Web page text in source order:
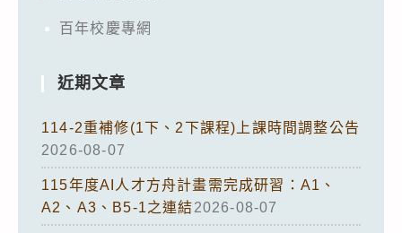
百年校慶專網
近期文章
114-2重補修(1下、2下課程)上課時間調整公告
2026-08-07
115年度AI人才方舟計畫需完成研習：A1、
A2、A3、B5-1之連結2026-08-07